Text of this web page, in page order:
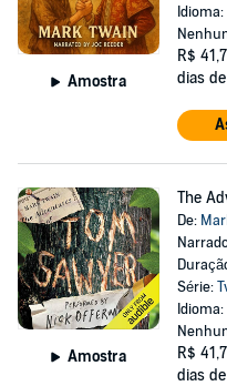
Amostra
R$
dias
Amostra
The
De:
Série:
R$
dias